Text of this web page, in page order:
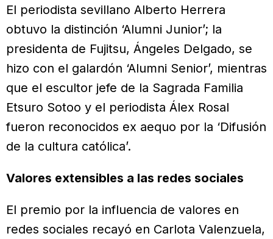
El periodista sevillano Alberto Herrera
obtuvo la distinción ‘Alumni Junior’; la
presidenta de Fujitsu, Ángeles Delgado, se
hizo con el galardón ‘Alumni Senior’, mientras
que el escultor jefe de la Sagrada Familia
Etsuro Sotoo y el periodista Álex Rosal
fueron reconocidos ex aequo por la ‘Difusión
de la cultura católica’.
Valores extensibles a las redes sociales
El premio por la influencia de valores en
redes sociales recayó en Carlota Valenzuela,